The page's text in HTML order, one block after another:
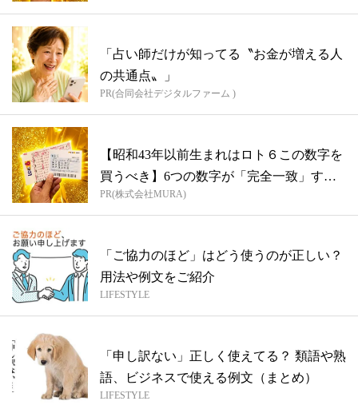
「占い師だけが知ってる〝お金が増える人
の共通点〟」
PR(合同会社デジタルファーム )
【昭和43年以前生まれはロト６この数字を
買うべき】6つの数字が「完全一致」する
方...
PR(株式会社MURA)
「ご協力のほど」はどう使うのが正しい？
用法や例文をご紹介
LIFESTYLE
「申し訳ない」正しく使えてる？ 類語や熟
語、ビジネスで使える例文（まとめ）
LIFESTYLE